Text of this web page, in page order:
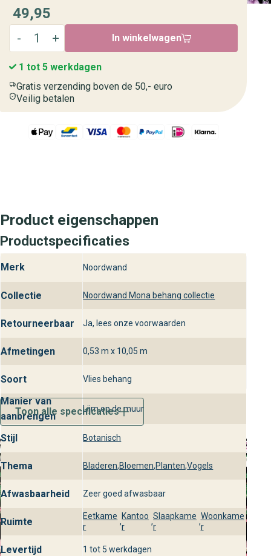
49,95
In winkelwagen
1 tot 5 werkdagen
Gratis verzending boven de 50,- euro
Veilig betalen
Product eigenschappen
Productspecificaties
Merk Noordwand
Collectie Noordwand Mona behang collectie
Retourneerbaar Ja, lees onze voorwaarden
Afmetingen 0,53 m x 10,05 m
Soort Vlies behang
Manier van
aanbrengen
Lijm op de muur
Stijl Botanisch
Thema Bladeren,Bloemen,Planten,Vogels
Afwasbaarheid Zeer goed afwasbaar
Ruimte
Eetkame
r
,
Kantoo
r
,
Slaapkame
r
,
Woonkame
r
Levertijd 1 tot 5 werkdagen
Toon alle specificaties